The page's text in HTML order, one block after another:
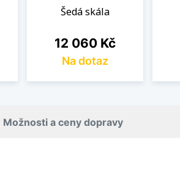
Šedá skála
Cena
12 060 Kč
Na dotaz
Možnosti a ceny dopravy